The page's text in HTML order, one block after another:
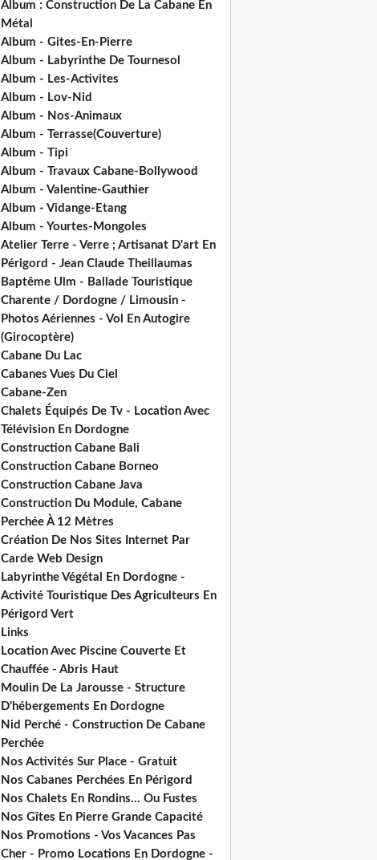
Album : Construction De La Cabane En
Métal
Album - Gites-En-Pierre
Album - Labyrinthe De Tournesol
Album - Les-Activites
Album - Lov-Nid
Album - Nos-Animaux
Album - Terrasse(Couverture)
Album - Tipi
Album - Travaux Cabane-Bollywood
Album - Valentine-Gauthier
Album - Vidange-Etang
Album - Yourtes-Mongoles
Atelier Terre - Verre ; Artisanat D'art En
Périgord - Jean Claude Theillaumas
Baptême Ulm - Ballade Touristique
Charente / Dordogne / Limousin -
Photos Aériennes - Vol En Autogire
(Girocoptère)
Cabane Du Lac
Cabanes Vues Du Ciel
Cabane-Zen
Chalets Équipés De Tv - Location Avec
Télévision En Dordogne
Construction Cabane Bali
Construction Cabane Borneo
Construction Cabane Java
Construction Du Module, Cabane
Perchée À 12 Mètres
Création De Nos Sites Internet Par
Carde Web Design
Labyrinthe Végétal En Dordogne -
Activité Touristique Des Agriculteurs En
Périgord Vert
Links
Location Avec Piscine Couverte Et
Chauffée - Abris Haut
Moulin De La Jarousse - Structure
D'hébergements En Dordogne
Nid Perché - Construction De Cabane
Perchée
Nos Activités Sur Place - Gratuit
Nos Cabanes Perchées En Périgord
Nos Chalets En Rondins... Ou Fustes
Nos Gîtes En Pierre Grande Capacité
Nos Promotions - Vos Vacances Pas
Cher - Promo Locations En Dordogne -